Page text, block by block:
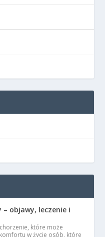
objawy, leczenie i
które może
w życie osób, które